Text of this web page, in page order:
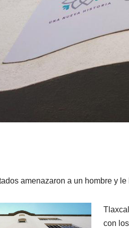
amenazaron a un hombre y
con